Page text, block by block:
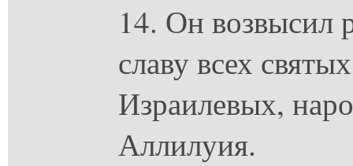
14. Он возвысил
славу всех
Израилевых,
Аллилуия.